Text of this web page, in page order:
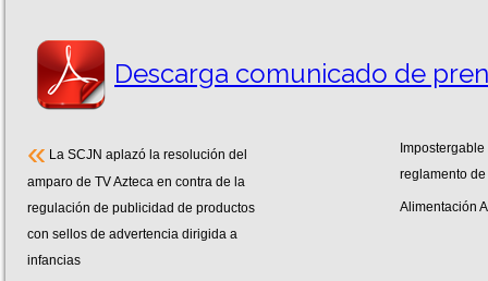
Descarga comunicado de
reglamento
Alimentación
« La SCJN aplazó la resolución del
amparo de TV Azteca en contra de la
regulación de publicidad de productos
con sellos de advertencia dirigida a
infancias